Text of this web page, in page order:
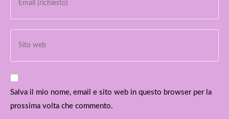
tuo
indirizzo
email
l'URL
del
sito
Salva il mio nome, email e sito web in questo browser per la
prossima volta che commento.